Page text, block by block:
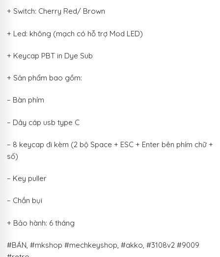
+ Switch: Cherry Red/ Brown
+ Led: không (mạch có hỗ trợ Mod LED)
+ Keycap PBT in Dye Sub
+ Sản phẩm bao gồm:
– Bàn phím
– Dây cáp usb type C
– 8 keycap đi kèm (2 bộ Space + ESC + Enter bên phím chữ +
số)
– Key puller
– Chắn bụi
+ Bảo hành: 6 tháng
#BÁN, #mkshop #mechkeyshop, #akko, #3108v2 #9009